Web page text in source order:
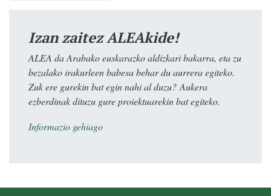
Izan zaitez ALEAkide!
ALEA da Arabako euskarazko aldizkari bakarra, eta zu
bezalako irakurleen babesa behar du aurrera egiteko.
Zuk ere gurekin bat egin nahi al duzu? Aukera
ezberdinak dituzu gure proiektuarekin bat egiteko.
Informazio gehiago